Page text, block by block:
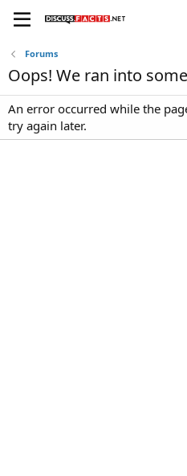
Forums
Oops! We ran into
An error occurred while the
try again later.